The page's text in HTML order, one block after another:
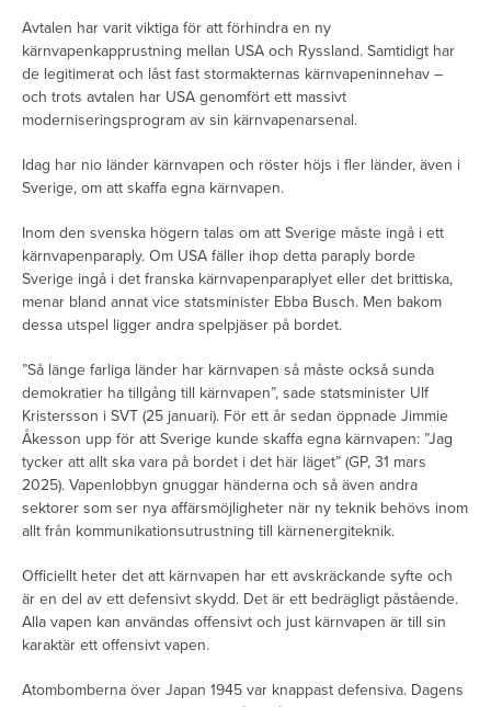
Avtalen har varit viktiga för att förhindra en ny
kärnvapenkapprustning mellan USA och Ryssland. Samtidigt har
de legitimerat och låst fast stormakternas kärnvapeninnehav –
och trots avtalen har USA genomfört ett massivt
moderniseringsprogram av sin kärnvapenarsenal.
Idag har nio länder kärnvapen och röster höjs i fler länder, även i
Sverige, om att skaffa egna kärnvapen.
Inom den svenska högern talas om att Sverige måste ingå i ett
kärnvapenparaply. Om USA fäller ihop detta paraply borde
Sverige ingå i det franska kärnvapenparaplyet eller det brittiska,
menar bland annat vice statsminister Ebba Busch. Men bakom
dessa utspel ligger andra spelpjäser på bordet.
”Så länge farliga länder har kärnvapen så måste också sunda
demokratier ha tillgång till kärnvapen”, sade statsminister Ulf
Kristersson i SVT (25 januari). För ett år sedan öppnade Jimmie
Åkesson upp för att Sverige kunde skaffa egna kärnvapen: ”Jag
tycker att allt ska vara på bordet i det här läget” (GP, 31 mars
2025). Vapenlobbyn gnuggar händerna och så även andra
sektorer som ser nya affärsmöjligheter när ny teknik behövs inom
allt från kommunikationsutrustning till kärnenergiteknik.
Officiellt heter det att kärnvapen har ett avskräckande syfte och
är en del av ett defensivt skydd. Det är ett bedrägligt påstående.
Alla vapen kan användas offensivt och just kärnvapen är till sin
karaktär ett offensivt vapen.
Atombomberna över Japan 1945 var knappast defensiva. Dagens